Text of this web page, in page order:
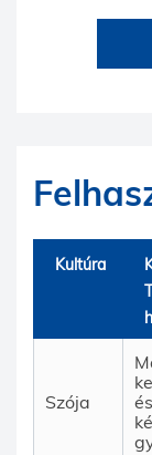
Kultúra
Szója
és